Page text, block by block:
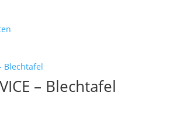
– Blechtafel